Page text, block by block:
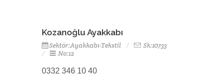
Kozanoğlu Ayakkabı
Sektör:Ayakkabı-Tekstil
Sk:10733
No:12
0332 346 10 40